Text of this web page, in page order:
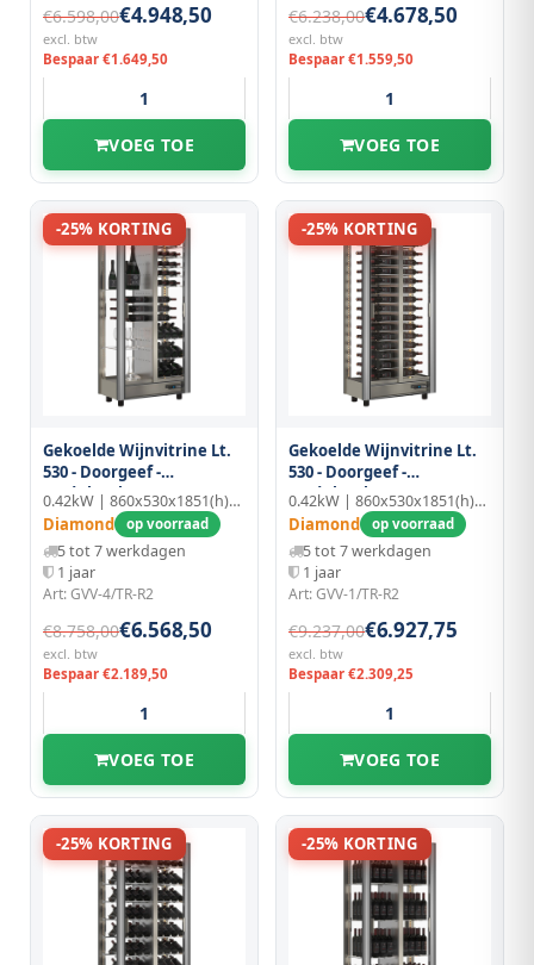
€6.598,00€4.948,50
excl. btw
Bespaar €1.649,50
VOEG TOE
€6.238,00€4.678,50
excl. btw
Bespaar €1.559,50
VOEG TOE
-25% KORTING
Gekoelde Wijnvitrine Lt.
530 - Doorgeef -
Moduleerbaar
0.42kW | 860x530x1851(h)mm
Diamond op voorraad
5 tot 7 werkdagen
1 jaar
Art: GVV-4/TR-R2
€8.758,00€6.568,50
excl. btw
Bespaar €2.189,50
VOEG TOE
-25% KORTING
Gekoelde Wijnvitrine Lt.
530 - Doorgeef -
Moduleerbaar
0.42kW | 860x530x1851(h)mm
Diamond op voorraad
5 tot 7 werkdagen
1 jaar
Art: GVV-1/TR-R2
€9.237,00€6.927,75
excl. btw
Bespaar €2.309,25
VOEG TOE
-25% KORTING -25% KORTING